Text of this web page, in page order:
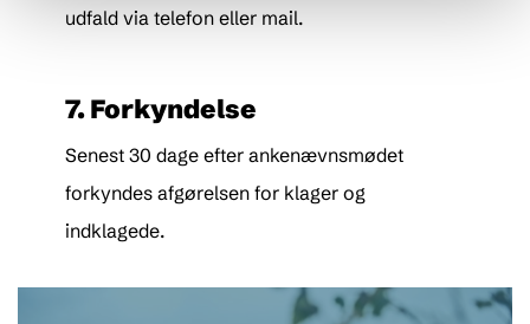
udfald via telefon eller mail.
7. Forkyndelse
Senest 30 dage efter ankenævnsmødet
forkyndes afgørelsen for klager og
indklagede.